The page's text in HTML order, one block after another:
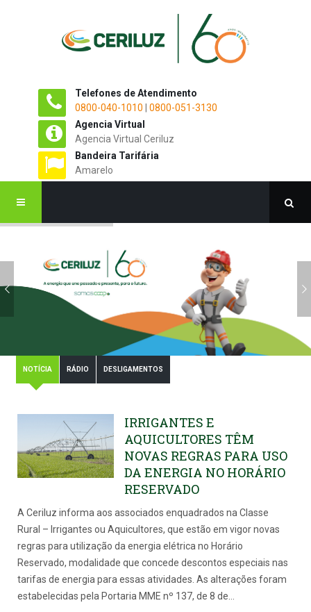
Telefones de Atendimento
0800-040-1010
0800-051-3130
Agencia Virtual
Agencia Virtual Ceriluz
Bandeira Tarifária
Amarelo
NOTÍCIA RÁDIO DESLIGAMENTOS
IRRIGANTES E
AQUICULTORES TÊM
NOVAS REGRAS PARA USO
DA ENERGIA NO HORÁRIO
RESERVADO
A Ceriluz informa aos associados enquadrados na Classe
Rural – Irrigantes ou Aquicultores, que estão em vigor novas
regras para utilização da energia elétrica no Horário
Reservado, modalidade que concede descontos especiais nas
tarifas de energia para essas atividades. As alterações foram
estabelecidas pela Portaria MME nº 137, de 8 de